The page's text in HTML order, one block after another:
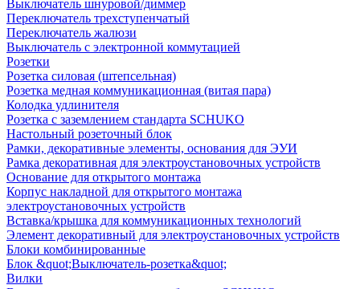
Выключатель шнуровой/диммер
Переключатель трехступенчатый
Переключатель жалюзи
Выключатель с электронной коммутацией
Розетки
Розетка силовая (штепсельная)
Розетка медная коммуникационная (витая пара)
Колодка удлинителя
Розетка с заземлением стандарта SCHUKO
Настольный розеточный блок
Рамки, декоративные элементы, основания для ЭУИ
Рамка декоративная для электроустановочных устройств
Основание для открытого монтажа
Корпус накладной для открытого монтажа
электроустановочных устройств
Вставка/крышка для коммуникационных технологий
Элемент декоративный для электроустановочных устройств
Блоки комбинированные
Блок &quot;Выключатель-розетка&quot;
Вилки